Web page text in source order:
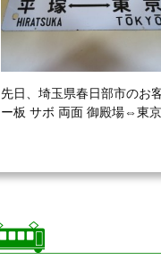
先日、埼玉県春日部市のお
ー板 サボ 両面 御殿場⇔東